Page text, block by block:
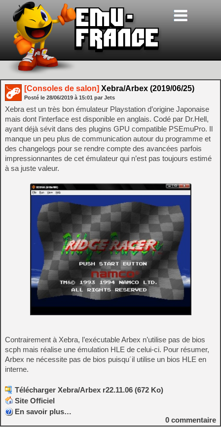
[Consoles de salon] Xebra/Arbex (2019/06/25)
Posté le 28/06/2019 à 15:01 par Jets
Xebra est un très bon émulateur Playstation d’origine Japonaise
mais dont l’interface est disponible en anglais. Codé par Dr.Hell,
ayant déjà sévit dans des plugins GPU compatible PSEmuPro. Il
manque un peu plus de communication autour du programme et
des changelogs pour se rendre compte des avancées parfois
impressionnantes de cet émulateur qui n’est pas toujours estimé
à sa juste valeur.
Contrairement à Xebra, l’exécutable Arbex n’utilise pas de bios
scph mais réalise une émulation HLE de celui-ci. Pour résumer,
Arbex ne nécessite pas de bios puisqu´il utilise un bios HLE en
interne.
Télécharger Xebra/Arbex r22.11.06 (672 Ko)
Site Officiel
En savoir plus…
0 commentaire